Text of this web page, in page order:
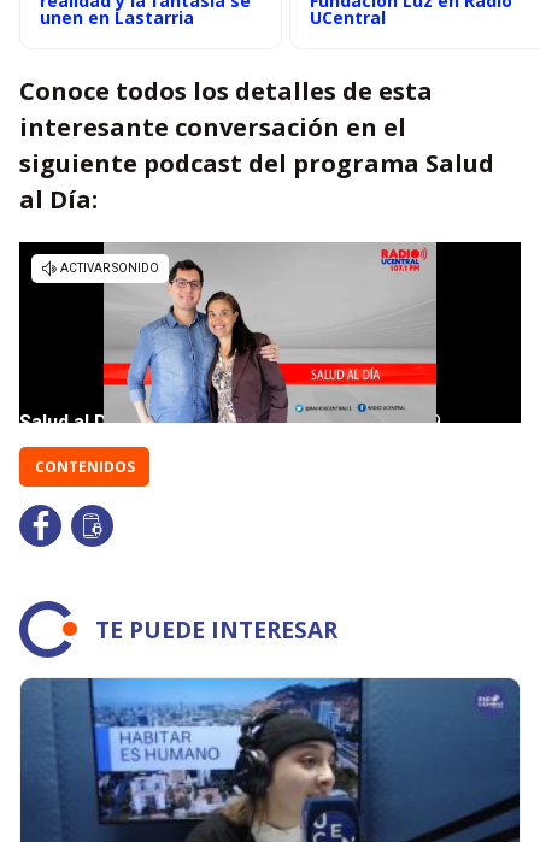
unen en Lastarria UCentral
Conoce todos los detalles de esta
interesante conversación en el
siguiente podcast del programa Salud
al Día:
CONTENIDOS
TE PUEDE INTERESAR